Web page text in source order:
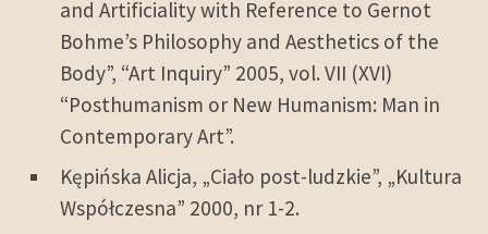
and Artificiality with Reference to Gernot
Bohme’s Philosophy and Aesthetics of the
Body”, “Art Inquiry” 2005, vol. VII (XVI)
“Posthumanism or New Humanism: Man in
Contemporary Art”.
Kępińska Alicja, „Ciało post-ludzkie”, „Kultura
Współczesna” 2000, nr 1-2.